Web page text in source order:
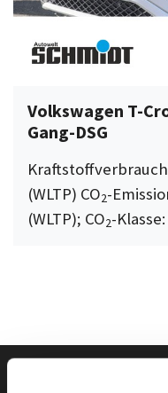
Volkswagen T-
Gang-DSG
Kraftstoffverbrauch
(WLTP) CO2-
(WLTP); CO2-Klasse: